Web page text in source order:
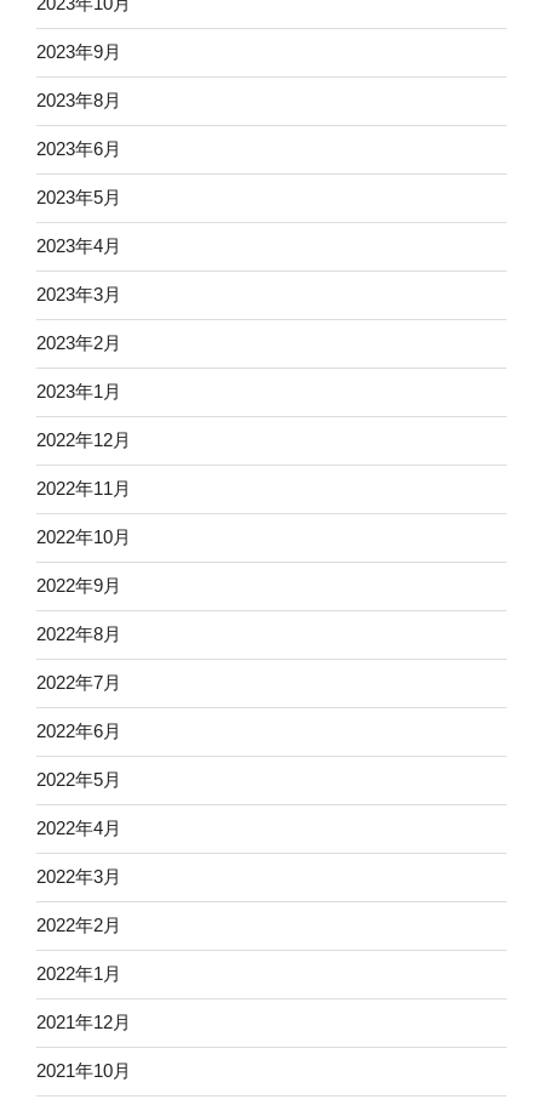
2023年9月
2023年8月
2023年6月
2023年5月
2023年4月
2023年3月
2023年2月
2023年1月
2022年12月
2022年11月
2022年10月
2022年9月
2022年8月
2022年7月
2022年6月
2022年5月
2022年4月
2022年3月
2022年2月
2022年1月
2021年12月
2021年10月